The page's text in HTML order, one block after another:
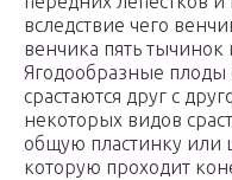
вследствие чего
венчика пять
Ягодообразные плоды
срастаются друг с
некоторых видов
общую пластинку или
которую проходит